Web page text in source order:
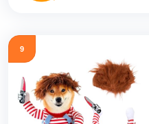
9